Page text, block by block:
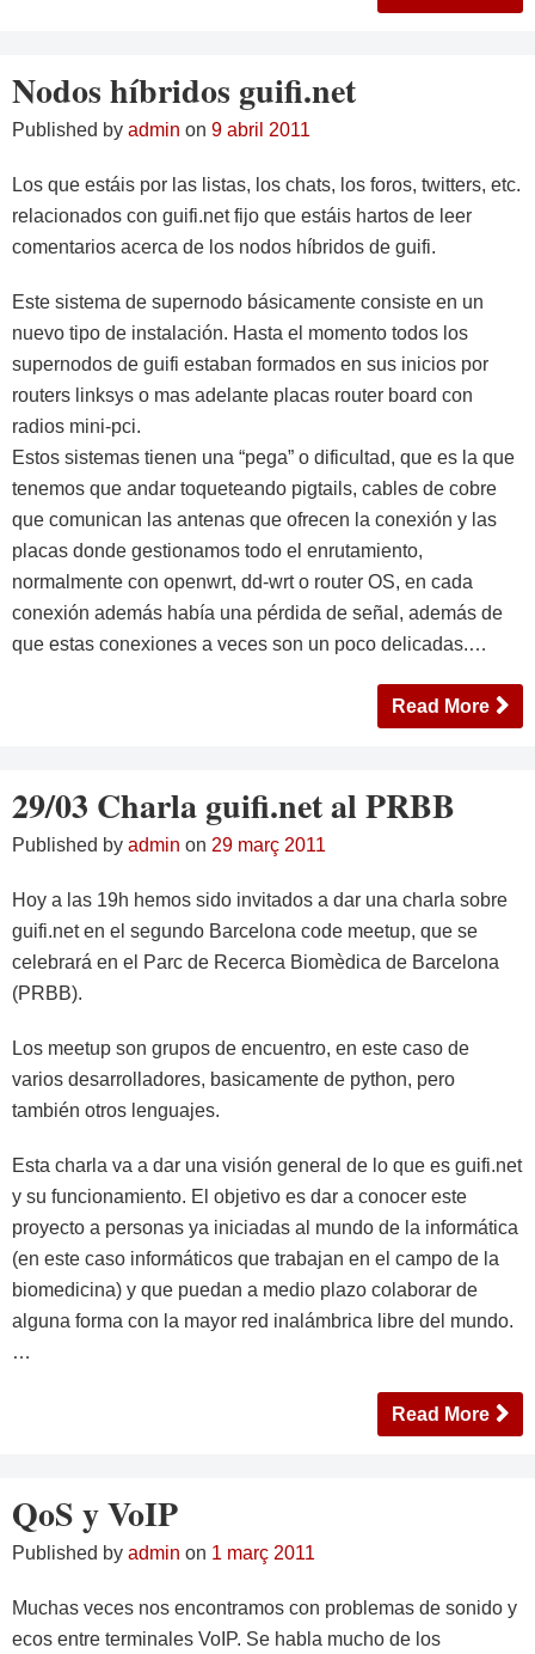
Nodos híbridos guifi.net
Published by admin on 9 abril 2011
Los que estáis por las listas, los chats, los foros, twitters, etc.
relacionados con guifi.net fijo que estáis hartos de leer
comentarios acerca de los nodos híbridos de guifi.
Este sistema de supernodo básicamente consiste en un
nuevo tipo de instalación. Hasta el momento todos los
supernodos de guifi estaban formados en sus inicios por
routers linksys o mas adelante placas router board con
radios mini-pci.
Estos sistemas tienen una “pega” o dificultad, que es la que
tenemos que andar toqueteando pigtails, cables de cobre
que comunican las antenas que ofrecen la conexión y las
placas donde gestionamos todo el enrutamiento,
normalmente con openwrt, dd-wrt o router OS, en cada
conexión además había una pérdida de señal, además de
que estas conexiones a veces son un poco delicadas.…
Read More
29/03 Charla guifi.net al PRBB
Published by admin on 29 març 2011
Hoy a las 19h hemos sido invitados a dar una charla sobre
guifi.net en el segundo Barcelona code meetup, que se
celebrará en el Parc de Recerca Biomèdica de Barcelona
(PRBB).
Los meetup son grupos de encuentro, en este caso de
varios desarrolladores, basicamente de python, pero
también otros lenguajes.
Esta charla va a dar una visión general de lo que es guifi.net
y su funcionamiento. El objetivo es dar a conocer este
proyecto a personas ya iniciadas al mundo de la informática
(en este caso informáticos que trabajan en el campo de la
biomedicina) y que puedan a medio plazo colaborar de
alguna forma con la mayor red inalámbrica libre del mundo.
…
Read More
QoS y VoIP
Published by admin on 1 març 2011
Muchas veces nos encontramos con problemas de sonido y
ecos entre terminales VoIP. Se habla mucho de los